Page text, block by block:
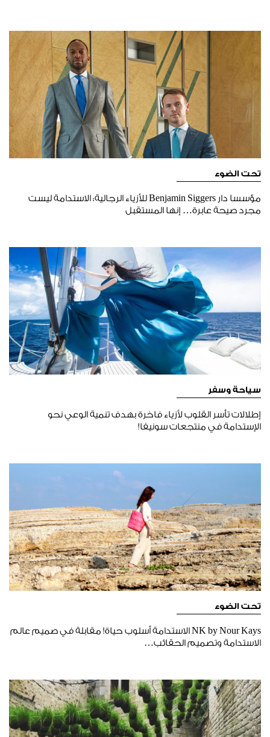
تحت الضوء
مؤسسا دار Benjamin Siggers للأزياء الرجالية: الاستدامة ليست
مجرد صيحة عابرة… إنها المستقبل
سياحة وسفر
إطلالات تأسر القلوب لأزياء فاخرة بهدف تنمية الوعي نحو
الإستدامة في منتجعات سونيفا!
تحت الضوء
NK by Nour Kays الاستدامة أسلوب حياة! مقابلة في صميم عالم
الاستدامة وتصميم الحقائب…